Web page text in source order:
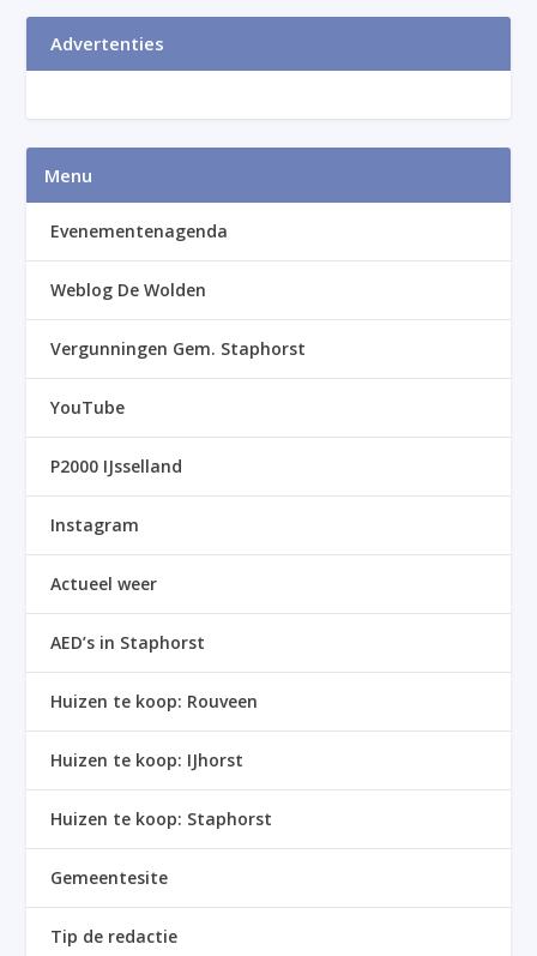
Advertenties
Menu
Evenementenagenda
Weblog De Wolden
Vergunningen Gem. Staphorst
YouTube
P2000 IJsselland
Instagram
Actueel weer
AED’s in Staphorst
Huizen te koop: Rouveen
Huizen te koop: IJhorst
Huizen te koop: Staphorst
Gemeentesite
Tip de redactie